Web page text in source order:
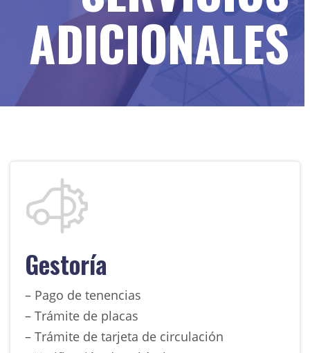
Sin categoría
ADICIONALES
Gestoría
– Pago de tenencias
– Trámite de placas
– Trámite de tarjeta de circulación